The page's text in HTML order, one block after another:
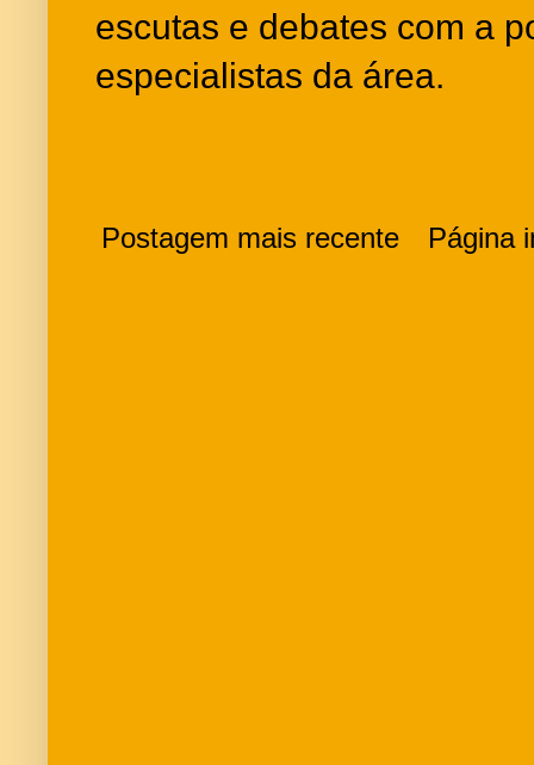
escutas e debates com a
especialistas da área.
Postagem mais recente Página